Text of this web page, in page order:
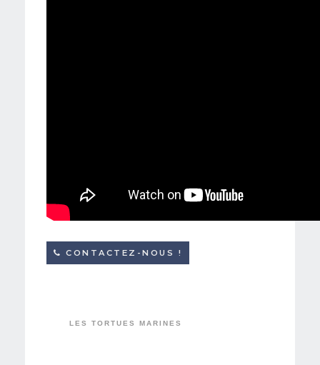
CONTACTEZ-NOUS !
LES TORTUES MARINES